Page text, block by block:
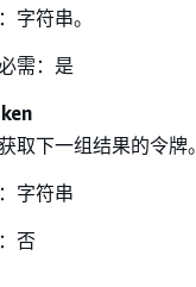
字符串。
需：是
取下一组结果的令牌。
字符串
否